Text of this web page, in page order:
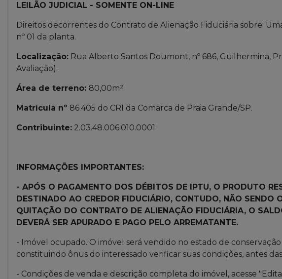
LEILÃO JUDICIAL - SOMENTE ON-LINE
Direitos decorrentes do Contrato de Alienação Fiduciária sobre:
nº 01 da planta.
Localização: Rua Alberto Santos Doumont, nº 686, Guilhermina,
Avaliação).
Área de terreno: 80,00m²
Matrícula nº 86.405 do CRI da Comarca de Praia Grande/SP.
Contribuinte: 2.03.48.006.010.0001.
INFORMAÇÕES IMPORTANTES:
- APÓS O PAGAMENTO DOS DÉBITOS DE IPTU, O PRODUTO
DESTINADO AO CREDOR FIDUCIÁRIO, CONTUDO, NÃO SENDO
QUITAÇÃO DO CONTRATO DE ALIENAÇÃO FIDUCIÁRIA, O
DEVERÁ SER APURADO E PAGO PELO ARREMATANTE.
- Imóvel ocupado. O imóvel será vendido no estado de
constituindo ônus do interessado verificar suas condições, antes
- Condições de venda e descrição completa do imóvel, acesse